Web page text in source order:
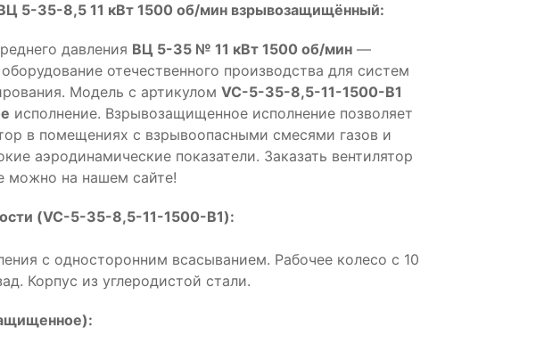
5-35-8,5 11 кВт 1500 об/мин взрывозащищённый:
давления ВЦ 5-35 № 11 кВт 1500 об/мин —
отечественного производства для систем
Модель с артикулом VC-5-35-8,5-11-1500-B1
исполнение. Взрывозащищенное исполнение позволяет
в помещениях с взрывоопасными смесями газов и
аэродинамические показатели. Заказать вентилятор
можно на нашем сайте!
(VC-5-35-8,5-11-1500-B1):
с односторонним всасыванием. Рабочее колесо с 10
Корпус из углеродистой стали.